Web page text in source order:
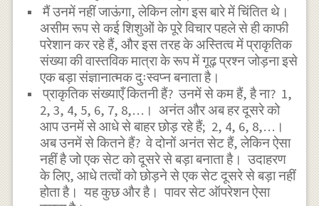
मैं उनमें नहीं जाऊंगा, लेकिन लोग इस बारे में चिंतित थे।
असीम रूप से कई शिशुओं के पूरे विचार पहले से ही काफी
परेशान कर रहे हैं, और इस तरह के अस्तित्व में प्राकृतिक
संख्या की वास्तविक मात्रा के रूप में गूढ़ प्रश्न जोड़ना इसे
एक बड़ा संज्ञानात्मक दुःस्वप्न बनाता है।
प्राकृतिक संख्याएँ कितनी हैं? उनमें से कम हैं, है ना? 1,
2, 3, 4, 5, 6, 7, 8,…। अनंत और अब हर दूसरे को
आप उनमें से आधे से बाहर छोड़ रहे हैं; 2, 4, 6, 8,…।
अब उनमें से कितने हैं? वे दोनों अनंत सेट हैं, लेकिन ऐसा
नहीं है जो एक सेट को दूसरे से बड़ा बनाता है। उदाहरण
के लिए, आधे तत्वों को छोड़ने से एक सेट दूसरे से बड़ा नहीं
होता है। यह कुछ और है। पावर सेट ऑपरेशन ऐसा